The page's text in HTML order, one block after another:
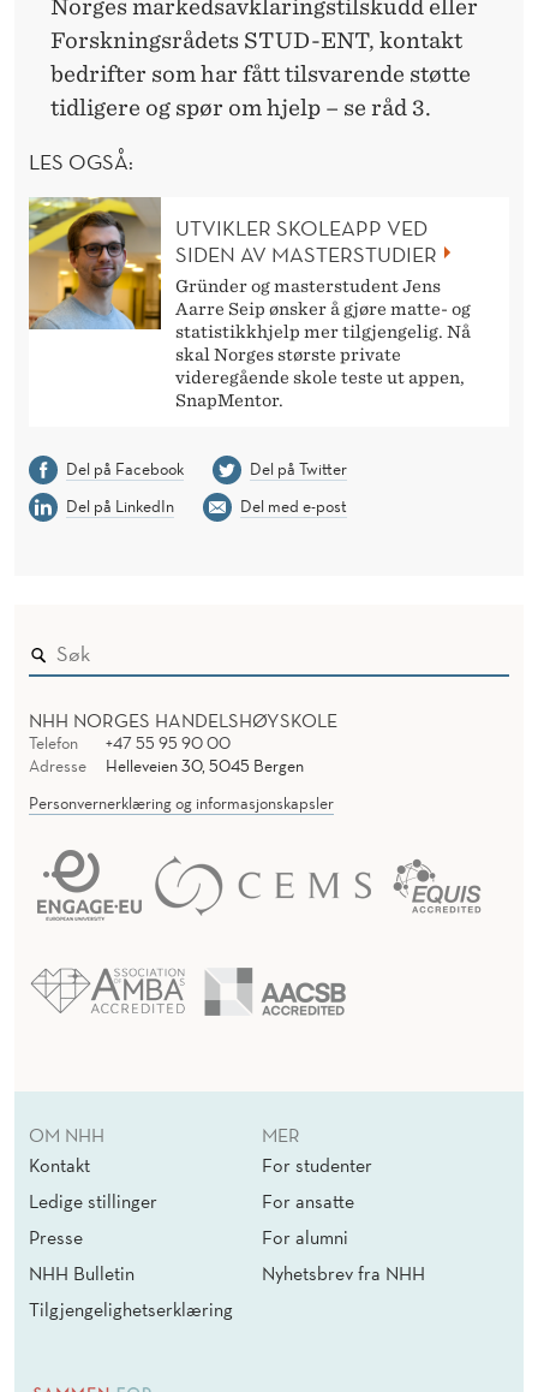
Norges markedsavklaringstilskudd eller
Forskningsrådets STUD-ENT, kontakt
bedrifter som har fått tilsvarende støtte
tidligere og spør om hjelp – se råd 3.
LES OGSÅ:
UTVIKLER SKOLEAPP VED
SIDEN AV MASTERSTUDIER
Gründer og masterstudent Jens
Aarre Seip ønsker å gjøre matte- og
statistikkhjelp mer tilgjengelig. Nå
skal Norges største private
videregående skole teste ut appen,
SnapMentor.
Del på Facebook
Del på Twitter
Del på LinkedIn
Del med e-post
NHH NORGES HANDELSHØYSKOLE
Telefon
+47 55 95 90 00
Adresse
Helleveien 30, 5045 Bergen
Personvernerklæring og informasjonskapsler
OM NHH
Kontakt
Ledige stillinger
Presse
NHH Bulletin
Tilgjengelighetserklæring
MER
For studenter
For ansatte
For alumni
Nyhetsbrev fra NHH